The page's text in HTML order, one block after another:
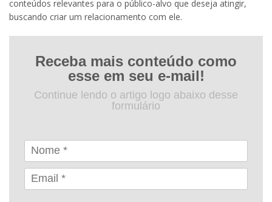
conteúdos relevantes para o público-alvo que deseja atingir,
buscando criar um relacionamento com ele.
Receba mais conteúdo como
esse em seu e-mail!
Continue lendo o artigo logo abaixo desse
formulário